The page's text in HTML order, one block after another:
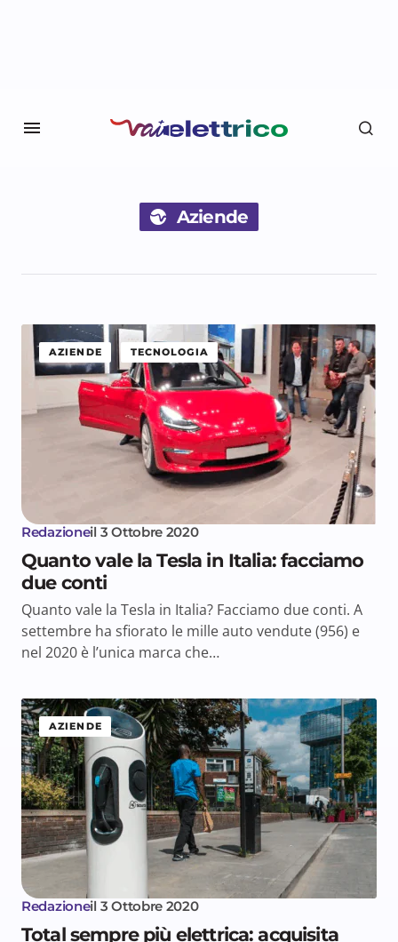
Aziende
AZIENDE TECNOLOGIA
Redazioneil 3 Ottobre 2020
Quanto vale la Tesla in Italia: facciamo
due conti
Quanto vale la Tesla in Italia? Facciamo due conti. A
settembre ha sfiorato le mille auto vendute (956) e
nel 2020 è l’unica marca che…
AZIENDE
Redazioneil 3 Ottobre 2020
Total sempre più elettrica: acquisita